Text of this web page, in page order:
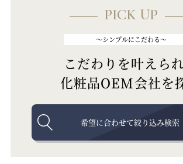
PICK UP
～シンプルにこだわる～
こだわりを叶えら
化粧品OEM会社を
希望に合わせて絞り込み検索